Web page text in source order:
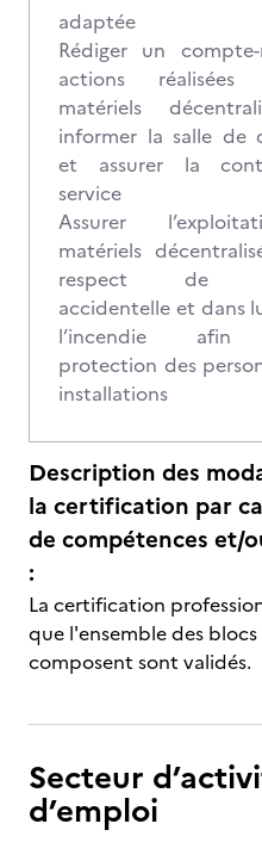
adaptée
Rédiger un
actions
matériels
informer la salle de
et assurer la
service
Assurer
matériels
respect de
accidentelle et dans
l’incendie afin
protection des
installations
Description des
la certification par
de compétences et/
:
La certification
que l'ensemble des
composent sont validés.
Secteur
d’emploi